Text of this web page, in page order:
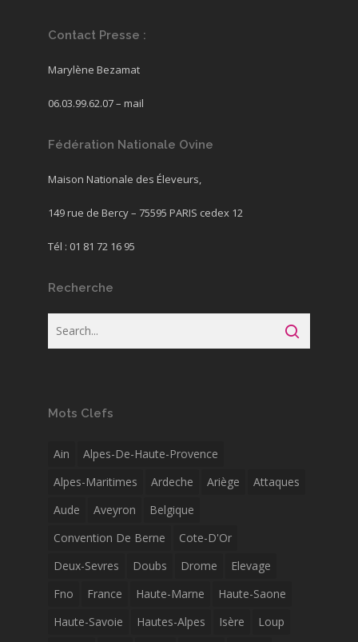
Contact Presse :
Marylène Bezamat
06.03.99.62.07 – mail
Fédération Nationale Ovine
Maison Nationale des Éleveurs,
149 rue de Bercy – 75595 PARIS cedex 12
Tél : 01 81 72 16 95
Recherche
Mots Clefs
Ain
Alpes-De-Haute-Provence
Alpes-Maritimes
Ardeche Ariège
Attaques
Aude
Aveyron
Belgique
Convention De Berne
Cote-D'Or
Deux-Sevres
Doubs Drome
Elevage
Fno
France Haute-Marne
Haute-Saone
Haute-Savoie
Hautes-Alpes Isère Loup